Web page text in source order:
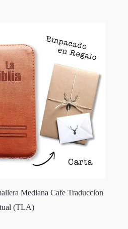
Mediana Cafe Traduccion
(TLA)